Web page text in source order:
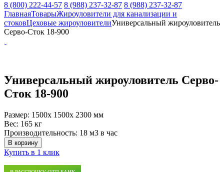
8 (800) 222-44-57 8 (988) 237-32-87 8 (988) 237-32-87
ГлавнаяТоварыЖироуловители для канализации и
стоковЦеховые жироуловителиУниверсальный жироуловитель
Серво-Сток 18-900
Универсальный жироуловитель Серво-
Сток 18-900
Размер: 1500x 1500x 2300 мм
Вес: 165 кг
Производительность: 18 м3 в час
В корзину
Купить в 1 клик